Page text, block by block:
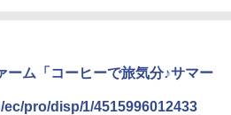
ーム「コーヒーで旅気分♪サマー
pro/disp/1/4515996012433